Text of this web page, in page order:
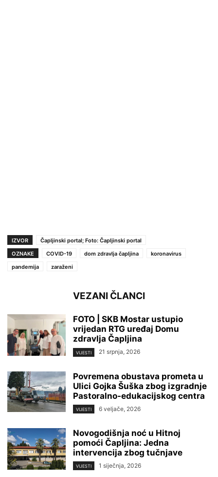
IZVOR
Čapljinski portal; Foto: Čapljinski portal
OZNAKE
COVID-19 dom zdravlja čapljina
koronavirus
pandemija
zaraženi
VEZANI ČLANCI
FOTO | SKB Mostar ustupio
vrijedan RTG uređaj Domu
zdravlja Čapljina
VIJESTI 21 srpnja, 2026
Povremena obustava prometa u
Ulici Gojka Šuška zbog izgradnje
Pastoralno-edukacijskog centra
VIJESTI 6 veljače, 2026
Novogodišnja noć u Hitnoj
pomoći Čapljina: Jedna
intervencija zbog tučnjave
VIJESTI 1 siječnja, 2026